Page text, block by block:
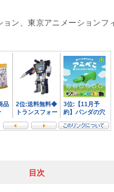
ョン、東京アニメーションフ
目次